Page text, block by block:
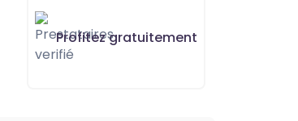
Profitez gratuitement